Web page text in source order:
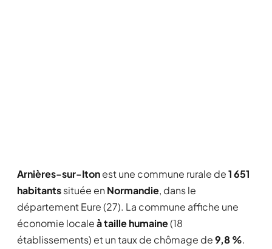
Arnières-sur-Itonest une commune rurale de1 651
habitantssituée en Normandie, dans le
département Eure (27). La commune affiche une
économie localeà taille humaine(18
établissements) et un taux de chômage de9,8 %.